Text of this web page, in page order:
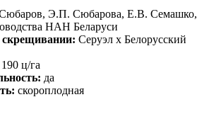
Э.П. Сюбарова, Е.В. Семашко,
НАН Беларуси
Серуэл x Белорусский
190 ц/га
да
скороплодная